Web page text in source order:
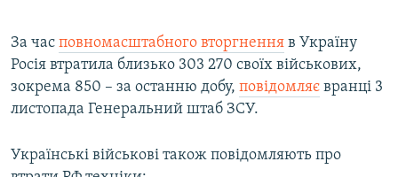
Усі сайти RFE/RL
За час повномасштабного вторгнення в Україну
Росія втратила близько 303 270 своїх військових,
зокрема 850 – за останню добу, повідомляє вранці 3
листопада Генеральний штаб ЗСУ.
Українські військові також повідомляють про